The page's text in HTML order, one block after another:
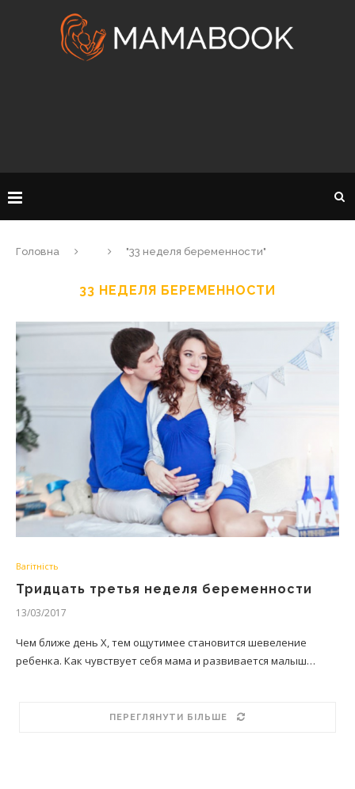
Головна "33 неделя беременности"
33 НЕДЕЛЯ БЕРЕМЕННОСТИ
Вагітність
Тридцать третья неделя беременности
13/03/2017
Чем ближе день Х, тем ощутимее становится шевеление
ребенка. Как чувствует себя мама и развивается малыш…
ПЕРЕГЛЯНУТИ БІЛЬШЕ